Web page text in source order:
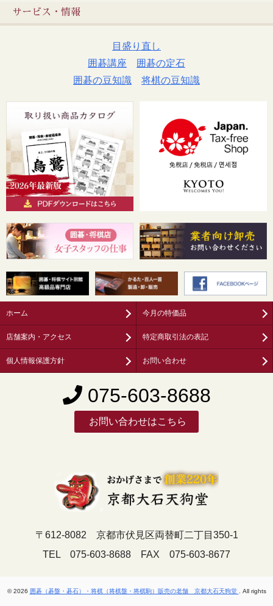
サービス・情報
目盛り直し
囲碁講座
囲碁の定石
囲碁の豆知識
将棋の豆知識
ホーム 今月の特価品
店舗案内・アクセス 特定商取引法の表記
個人情報保護方針 お問い合わせ
075-603-8688
お問い合わせはこちら
〒612-8082 京都市伏見区両替町二丁目350-1
TEL 075-603-8688 FAX 075-603-8677
© 2026 囲碁（碁盤・碁石）・将棋（将棋盤・将棋駒）販売の老舗 京都大石天狗堂 . All rights